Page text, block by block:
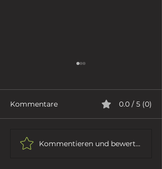
MONNEM PRIDE 2026
Kommentare 0.0 / 5 (0)
Kommentieren und bewerten...